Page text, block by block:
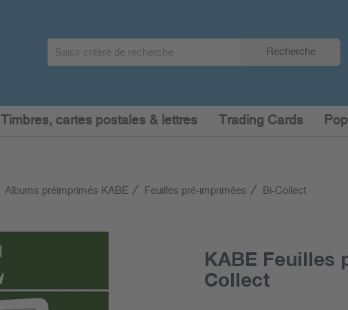
Recherche
Timbres, cartes postales & lettres Trading Cards
Albums préimprimés KABE Feuilles pré-imprimées
Bi-Collect
KABE Feuilles
Collect